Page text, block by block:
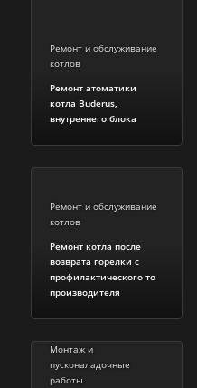
Ремонт и обслуживание
котлов
Ремонт атоматики
котла Buderus,
внутреннего блока
Ремонт и обслуживание
котлов
Ремонт котла после
возврата горелки с
профилактического то
производителя
Монтаж и
пусконаладочные
работы